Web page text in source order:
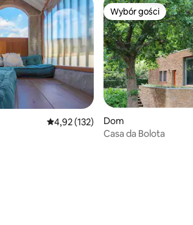
Średnia ocena: 4,92 na 5, liczba
4,92 (132)
Wybór gości
Wybór gości
Dom
Casa da Bolota